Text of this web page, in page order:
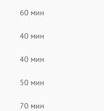
60 мин
40 мин
40 мин
50 мин
70 мин